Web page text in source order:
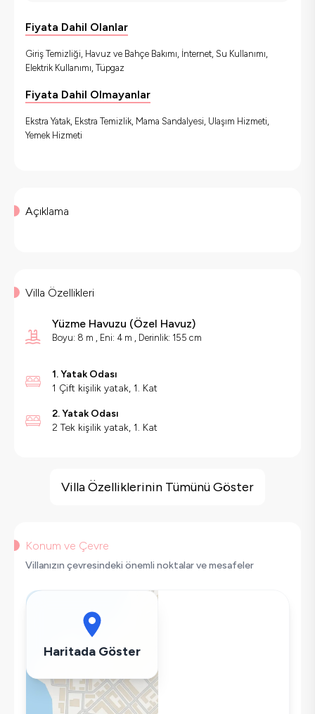
Fiyata Dahil Olanlar
Giriş Temizliği, Havuz ve Bahçe Bakımı, İnternet, Su Kullanımı,
Elektrik Kullanımı, Tüpgaz
Fiyata Dahil Olmayanlar
Ekstra Yatak, Ekstra Temizlik, Mama Sandalyesi, Ulaşım Hizmeti,
Yemek Hizmeti
Açıklama
Villa Özellikleri
Yüzme Havuzu (Özel Havuz)
Boyu: 8 m , Eni: 4 m , Derinlik: 155 cm
1. Yatak Odası
1 Çift kişilik yatak, 1. Kat
2. Yatak Odası
2 Tek kişilik yatak, 1. Kat
Çocuk Oyun Alanı
Korunaklı Havuz
Saç Kurutma Makinası
Çamaşır Makinesi
Tost Makinesi
Mikrodalga
Villa Özelliklerinin Tümünü Göster
Konum ve Çevre
Villanızın çevresindeki önemli noktalar ve mesafeler
Haritada Göster